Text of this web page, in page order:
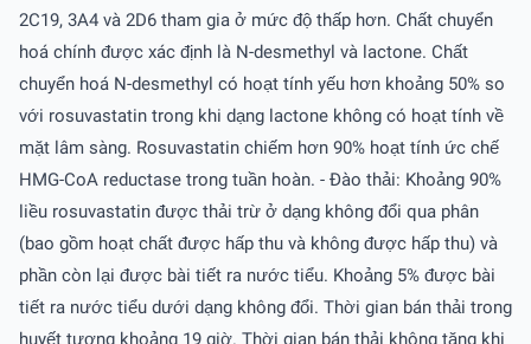
2C19, 3A4 và 2D6 tham gia ở mức độ thấp hơn. Chất chuyển
hoá chính được xác định là N-desmethyl và lactone. Chất
chuyển hoá N-desmethyl có hoạt tính yếu hơn khoảng 50% so
với rosuvastatin trong khi dạng lactone không có hoạt tính về
mặt lâm sàng. Rosuvastatin chiếm hơn 90% hoạt tính ức chế
HMG-CoA reductase trong tuần hoàn. - Ðào thải: Khoảng 90%
liều rosuvastatin được thải trừ ở dạng không đổi qua phân
(bao gồm hoạt chất được hấp thu và không được hấp thu) và
phần còn lại được bài tiết ra nước tiểu. Khoảng 5% được bài
tiết ra nước tiểu dưới dạng không đổi. Thời gian bán thải trong
huyết tương khoảng 19 giờ. Thời gian bán thải không tăng khi